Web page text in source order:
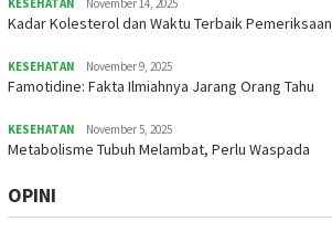
Kadar Kolesterol dan Waktu Terbaik Pemeriksaan
KESEHATAN November 9, 2025
Famotidine: Fakta Ilmiahnya Jarang Orang Tahu
KESEHATAN November 5, 2025
Metabolisme Tubuh Melambat, Perlu Waspada
OPINI